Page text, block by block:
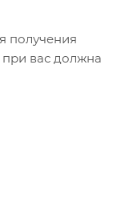
получения
при вас должна